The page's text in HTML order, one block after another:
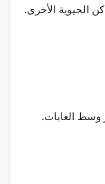
الحيوية الأخرى.
وسط الغابات.